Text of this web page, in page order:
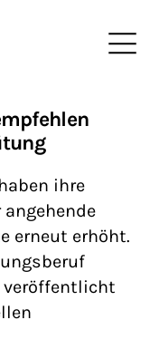
ihre
erneut erhöht.
veröffentlicht